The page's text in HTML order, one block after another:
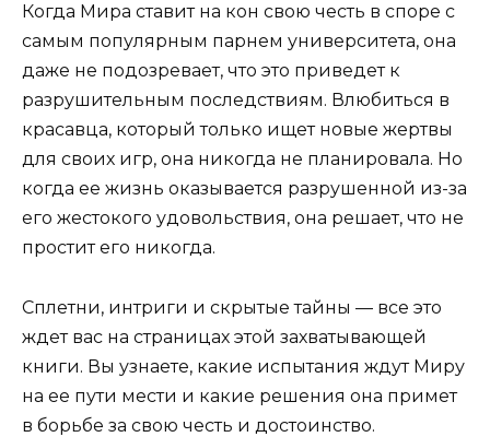
Когда Мира ставит на кон свою честь в споре с
самым популярным парнем университета, она
даже не подозревает, что это приведет к
разрушительным последствиям. Влюбиться в
красавца, который только ищет новые жертвы
для своих игр, она никогда не планировала. Но
когда ее жизнь оказывается разрушенной из-за
его жестокого удовольствия, она решает, что не
простит его никогда.
Сплетни, интриги и скрытые тайны — все это
ждет вас на страницах этой захватывающей
книги. Вы узнаете, какие испытания ждут Миру
на ее пути мести и какие решения она примет
в борьбе за свою честь и достоинство.